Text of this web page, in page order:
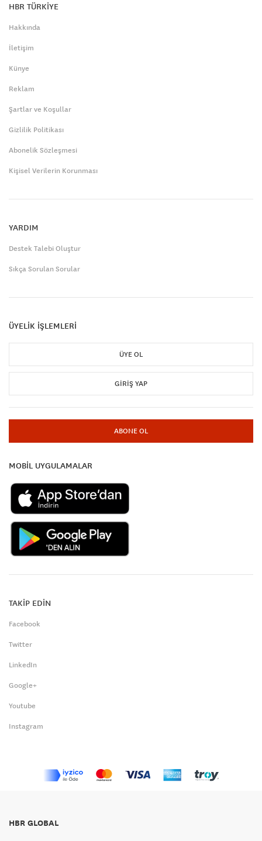
HBR TÜRKİYE
Hakkında
İletişim
Künye
Reklam
Şartlar ve Koşullar
Gizlilik Politikası
Abonelik Sözleşmesi
Kişisel Verilerin Korunması
YARDIM
Destek Talebi Oluştur
Sıkça Sorulan Sorular
ÜYELİK İŞLEMLERİ
ÜYE OL
GIRIŞ YAP
ABONE OL
MOBİL UYGULAMALAR
TAKİP EDİN
Facebook
Twitter
LinkedIn
Google+
Youtube
Instagram
HBR GLOBAL